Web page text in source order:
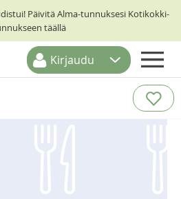
Päivitä Alma-tunnuksesi Kotikokki-
täällä
Kirjaudu